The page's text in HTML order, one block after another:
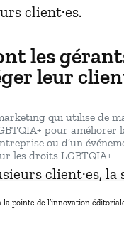
client·es.
les
leur
qui utilise de
pour améliorer
ou d’un
les droits LGBTQIA+
client·es, la
pour les
pointe de l’innovation